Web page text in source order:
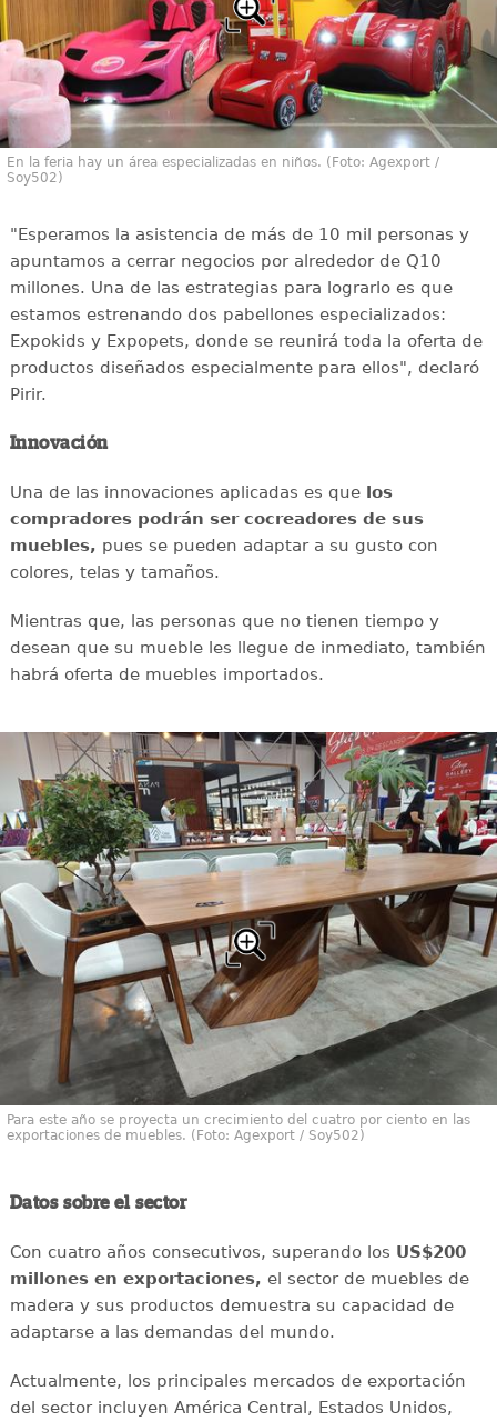
En la feria hay un área especializadas en niños. (Foto: Agexport /
Soy502)
"Esperamos la asistencia de más de 10 mil personas y
apuntamos a cerrar negocios por alrededor de Q10
millones. Una de las estrategias para lograrlo es que
estamos estrenando dos pabellones especializados:
Expokids y Expopets, donde se reunirá toda la oferta de
productos diseñados especialmente para ellos", declaró
Pirir.
Innovación
Una de las innovaciones aplicadas es que los
compradores podrán ser cocreadores de sus
muebles, pues se pueden adaptar a su gusto con
colores, telas y tamaños.
Mientras que, las personas que no tienen tiempo y
desean que su mueble les llegue de inmediato, también
habrá oferta de muebles importados.
Para este año se proyecta un crecimiento del cuatro por ciento en las
exportaciones de muebles. (Foto: Agexport / Soy502)
Datos sobre el sector
Con cuatro años consecutivos, superando los US$200
millones en exportaciones, el sector de muebles de
madera y sus productos demuestra su capacidad de
adaptarse a las demandas del mundo.
Actualmente, los principales mercados de exportación
del sector incluyen América Central, Estados Unidos,